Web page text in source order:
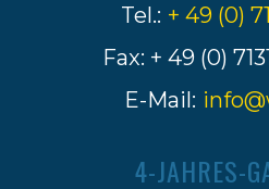
Tel.: + 49 (0)
Fax: + 49 (0)
E-Mail:
4-JAHRES-